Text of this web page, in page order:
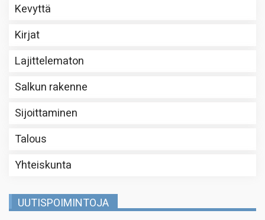
Kevyttä
Kirjat
Lajittelematon
Salkun rakenne
Sijoittaminen
Talous
Yhteiskunta
UUTISPOIMINTOJA